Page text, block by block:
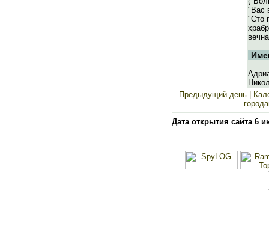
"Вас
"Сто
Предыдущий день
|
Дата открытия сайта 6